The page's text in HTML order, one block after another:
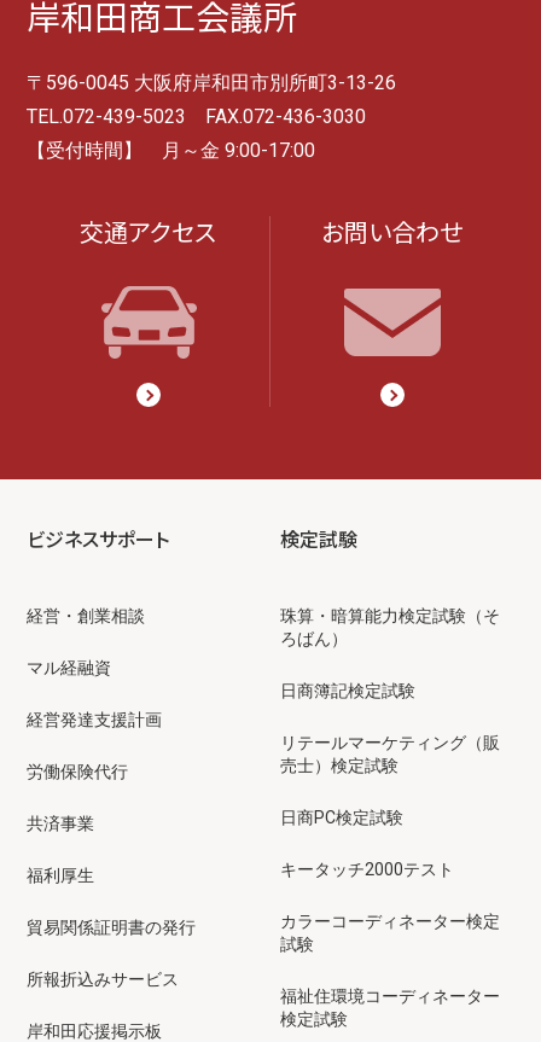
岸和田商工会議所
〒596-0045 大阪府岸和田市別所町3-13-26
TEL.072-439-5023 FAX.072-436-3030
【受付時間】 月～金 9:00-17:00
交通アクセス お問い合わせ
ビジネスサポート
経営・創業相談
マル経融資
経営発達支援計画
労働保険代行
共済事業
福利厚生
貿易関係証明書の発行
所報折込みサービス
岸和田応援掲示板
検定試験
珠算・暗算能力検定試験（そ
ろばん）
日商簿記検定試験
リテールマーケティング（販
売士）検定試験
日商PC検定試験
キータッチ2000テスト
カラーコーディネーター検定
試験
福祉住環境コーディネーター
検定試験